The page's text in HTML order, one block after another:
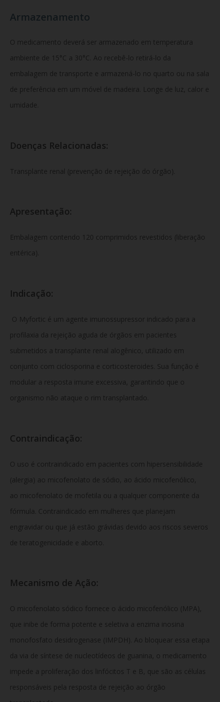
Armazenamento
O medicamento deverá ser armazenado em temperatura
ambiente de 15°C a 30°C. Ao recebê-lo retirá-lo da
embalagem de transporte e armazená-lo no quarto ou na sala
de preferência em um móvel de madeira. Longe de luz, calor e
umidade.
Doenças Relacionadas:
Transplante renal (prevenção de rejeição do órgão).
Apresentação:
Embalagem contendo 120 comprimidos revestidos (liberação
entérica).
Indicação:
O Myfortic é um agente imunossupressor indicado para a
profilaxia da rejeição aguda de órgãos em pacientes
submetidos a transplante renal alogênico, utilizado em
conjunto com ciclosporina e corticosteroides. Sua função é
modular a resposta imune excessiva, garantindo que o
organismo não ataque o rim transplantado.
Contraindicação:
O uso é contraindicado em pacientes com hipersensibilidade
(alergia) ao micofenolato de sódio, ao ácido micofenólico,
ao micofenolato de mofetila ou a qualquer componente da
fórmula. Contraindicado em mulheres que planejam
engravidar ou que já estão grávidas devido aos riscos severos
de teratogenicidade e aborto.
Mecanismo de Ação:
O micofenolato sódico fornece o ácido micofenólico (MPA),
que inibe de forma potente e seletiva a enzima inosina
monofosfato desidrogenase (IMPDH). Ao bloquear essa etapa
da via de síntese de nucleotídeos de guanina, o medicamento
impede a proliferação dos linfócitos T e B, que são as células
responsáveis pela resposta de rejeição ao órgão